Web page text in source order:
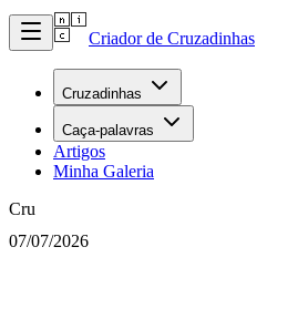
Criador de Cruzadinhas
Cruzadinhas
Caça-palavras
Artigos
Minha Galeria
Cru
07/07/2026